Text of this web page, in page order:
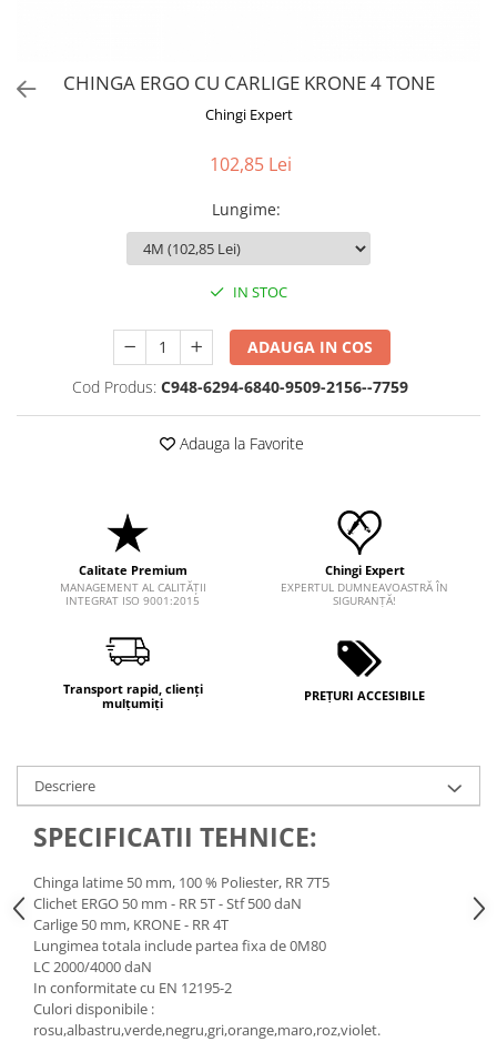
CHINGA ERGO CU CARLIGE KRONE 4 TONE
Chingi Expert
102,85 Lei
Lungime:
IN STOC
ADAUGA IN COS
Cod Produs: C948-6294-6840-9509-2156--7759
Adauga la Favorite
Calitate Premium
MANAGEMENT AL CALITĂȚII
INTEGRAT ISO 9001:2015
Chingi Expert
EXPERTUL DUMNEAVOASTRĂ ÎN
SIGURANȚĂ!
Transport rapid, clienți
mulțumiți
PREȚURI ACCESIBILE
Descriere
SPECIFICATII TEHNICE:
Chinga latime 50 mm, 100 % Poliester, RR 7T5
Clichet ERGO 50 mm - RR 5T - Stf 500 daN
Carlige 50 mm, KRONE - RR 4T
Lungimea totala include partea fixa de 0M80
LC 2000/4000 daN
In conformitate cu EN 12195-2
Culori disponibile :
rosu,albastru,verde,negru,gri,orange,maro,roz,violet.